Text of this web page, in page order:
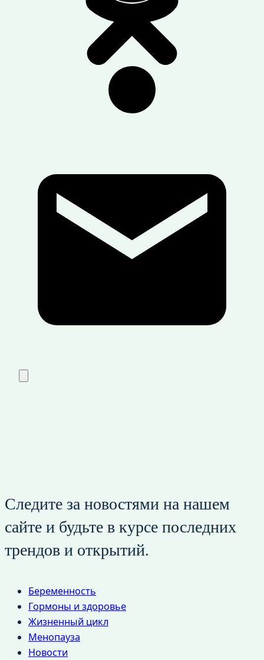
Следите за новостями на нашем
сайте и будьте в курсе последних
трендов и открытий.
Беременность
Гормоны и здоровье
Жизненный цикл
Менопауза
Новости